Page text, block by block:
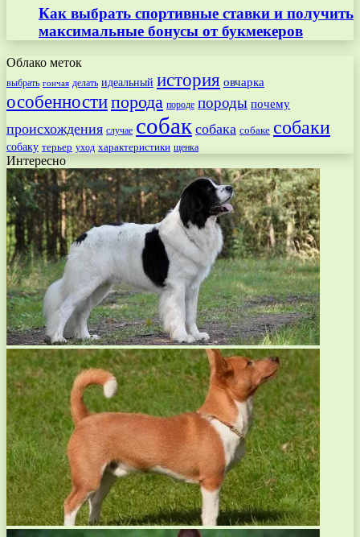
Как выбрать спортивные ставки и получить
максимальные бонусы от букмекеров
Облако меток
выбрать гончая делать идеальный история овчарка
особенностипорода породе породы почему
происхождения случае собак собака собаке собаки
собаку терьер уход характеристики щенка
Интересно